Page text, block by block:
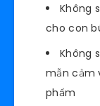
Không
cho con
Không
mẫn cảm
phẩm